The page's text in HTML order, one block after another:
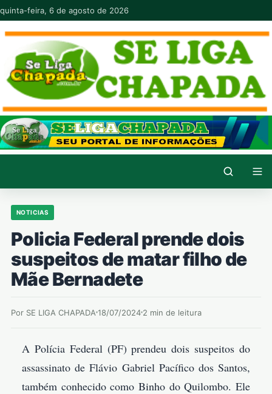
Pular para o conteúdo
quinta-feira, 6 de agosto de 2026
NOTICIAS
Policia Federal prende dois
suspeitos de matar filho de
Mãe Bernadete
Por SE LIGA CHAPADA 18/07/2024 2 min de leitura
A Polícia Federal (PF) prendeu dois suspeitos do
assassinato de Flávio Gabriel Pacífico dos Santos,
também conhecido como Binho do Quilombo. Ele